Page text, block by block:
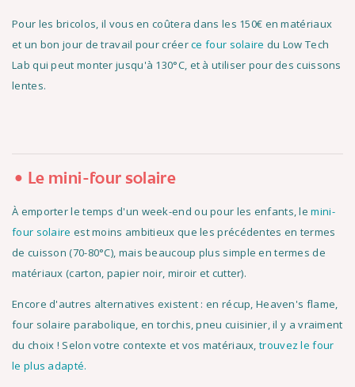
Pour les bricolos, il vous en coûtera dans les 150€ en matériaux
et un bon jour de travail pour créerce four solaire du Low Tech
Lab qui peut monter jusqu'à 130°C, et à utiliser pour des cuissons
lentes.
Le mini-four solaire
À emporter le temps d'un week-end ou pour les enfants, lemini-
four solaire est moins ambitieux que les précédentes en termes
de cuisson (70-80°C), mais beaucoup plus simple en termes de
matériaux (carton, papier noir, miroir et cutter).
Encore d'autres alternatives existent : en récup, Heaven's flame,
four solaire parabolique, en torchis, pneu cuisinier, il y a vraiment
du choix ! Selon votre contexte et vos matériaux, trouvez le four
le plus adapté.